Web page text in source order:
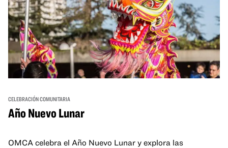
CELEBRACIÓN COMUNITARIA
Año Nuevo Lunar
OMCA celebra el Año Nuevo Lunar y explora las